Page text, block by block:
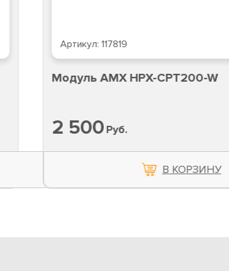
Артикул: 117819
Модуль AMX HPX-CPT200-W
2 500Руб.
В КОРЗИНУ